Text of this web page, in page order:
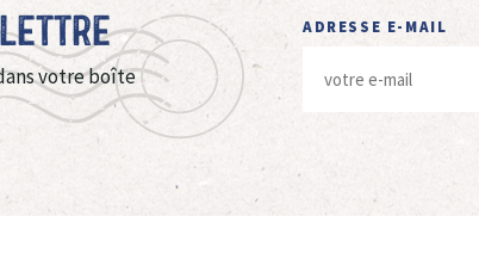
votre boîte
ADRESSE E-MAIL